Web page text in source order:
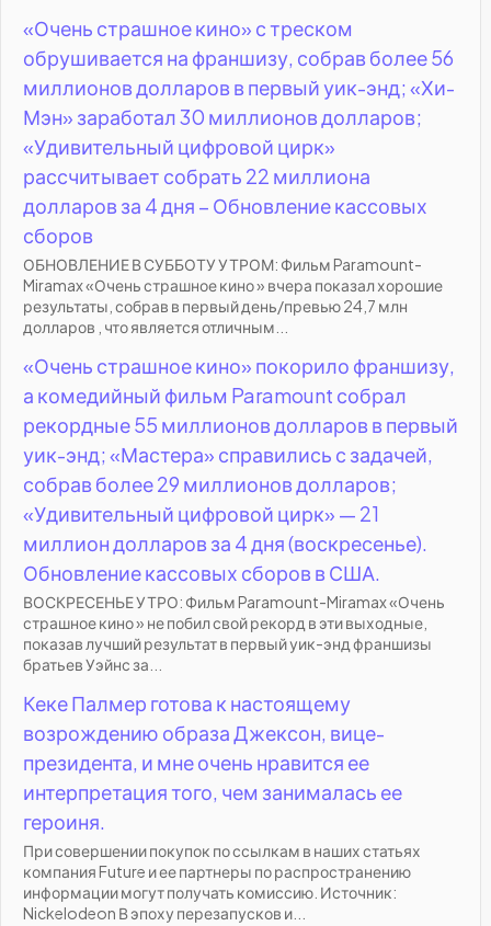
«Очень страшное кино» с треском
обрушивается на франшизу, собрав более 56
миллионов долларов в первый уик-энд; «Хи-
Мэн» заработал 30 миллионов долларов;
«Удивительный цифровой цирк»
рассчитывает собрать 22 миллиона
долларов за 4 дня – Обновление кассовых
сборов
ОБНОВЛЕНИЕ В СУББОТУ УТРОМ: Фильм Paramount-
Miramax «Очень страшное кино » вчера показал хорошие
результаты, собрав в первый день/превью 24,7 млн
долларов , что является отличным...
«Очень страшное кино» покорило франшизу,
а комедийный фильм Paramount собрал
рекордные 55 миллионов долларов в первый
уик-энд; «Мастера» справились с задачей,
собрав более 29 миллионов долларов;
«Удивительный цифровой цирк» — 21
миллион долларов за 4 дня (воскресенье).
Обновление кассовых сборов в США.
ВОСКРЕСЕНЬЕ УТРО: Фильм Paramount-Miramax «Очень
страшное кино » не побил свой рекорд в эти выходные,
показав лучший результат в первый уик-энд франшизы
братьев Уэйнс за...
Кеке Палмер готова к настоящему
возрождению образа Джексон, вице-
президента, и мне очень нравится ее
интерпретация того, чем занималась ее
героиня.
При совершении покупок по ссылкам в наших статьях
компания Future и ее партнеры по распространению
информации могут получать комиссию. Источник:
Nickelodeon В эпоху перезапусков и...